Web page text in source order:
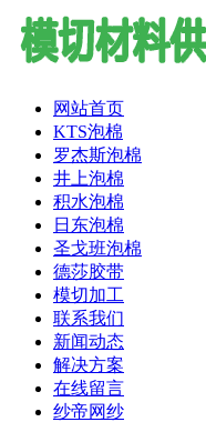
网站首页
KTS泡棉
罗杰斯泡棉
井上泡棉
积水泡棉
日东泡棉
圣戈班泡棉
德莎胶带
模切加工
联系我们
新闻动态
解决方案
在线留言
纱帝网纱